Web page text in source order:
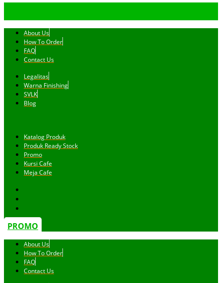
About Us
How To Order
FAQ
Contact Us
Legalitas
Warna Finishing
SVLK
Blog
Katalog Produk
Produk Ready Stock
Promo
Kursi Cafe
Meja Cafe
PROMO
About Us
How To Order
FAQ
Contact Us